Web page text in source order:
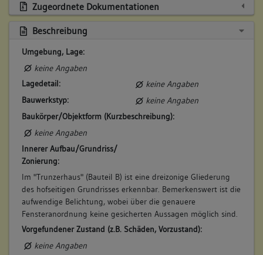
Zugeordnete Dokumentationen
Beschreibung
Umgebung, Lage:
keine Angaben
Lagedetail:
keine Angaben
Bauwerkstyp:
keine Angaben
Baukörper/Objektform (Kurzbeschreibung):
keine Angaben
Innerer Aufbau/Grundriss/
Zonierung:
Im "Trunzerhaus" (Bauteil B) ist eine dreizonige Gliederung
des hofseitigen Grundrisses erkennbar. Bemerkenswert ist die
aufwendige Belichtung, wobei über die genauere
Fensteranordnung keine gesicherten Aussagen möglich sind.
Vorgefundener Zustand (z.B. Schäden, Vorzustand):
keine Angaben